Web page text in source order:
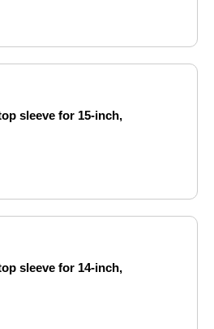
sleeve for 15-inch,
sleeve for 14-inch,